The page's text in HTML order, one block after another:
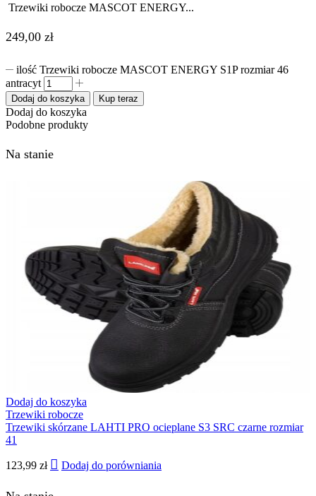
Trzewiki robocze MASCOT ENERGY...
249,00 zł
ilość Trzewiki robocze MASCOT ENERGY S1P rozmiar 46
antracyt
Dodaj do koszyka Kup teraz
Dodaj do koszyka
Podobne produkty
Na stanie
Dodaj do koszyka
Trzewiki robocze
Trzewiki skórzane LAHTI PRO ocieplane S3 SRC czarne rozmiar
41
123,99 zł Dodaj do porówniania